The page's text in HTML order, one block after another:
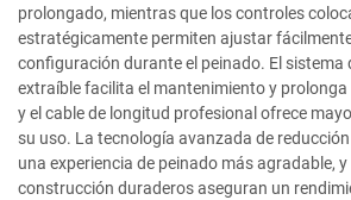
prolongado, mientras que los controles
estratégicamente permiten ajustar
configuración durante el peinado. El sistema
extraíble facilita el mantenimiento y prolonga
y el cable de longitud profesional ofrece
su uso. La tecnología avanzada de
una experiencia de peinado más agradable,
construcción duraderos aseguran un